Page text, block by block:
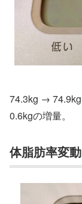
74.3kg → 74.9kg
0.6kgの増量。
体脂肪率変動